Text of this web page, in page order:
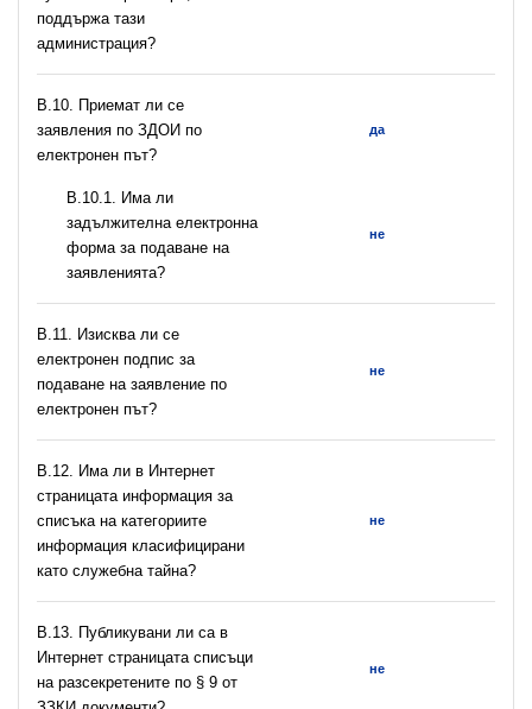
поддържа тази
администрация?
В.10. Приемат ли се
заявления по ЗДОИ по
електронен път?
да
В.10.1. Има ли
задължителна електронна
форма за подаване на
заявленията?
не
В.11. Изисква ли се
електронен подпис за
подаване на заявление по
електронен път?
не
В.12. Има ли в Интернет
страницата информация за
списъка на категориите
информация класифицирани
като служебна тайна?
не
В.13. Публикувани ли са в
Интернет страницата списъци
на разсекретените по § 9 от
не